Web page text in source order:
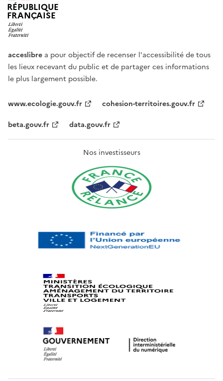
RÉPUBLIQUE
FRANÇAISE
acceslibre a pour objectif de recenser l'accessibilité de tous
les lieux recevant du public et de partager ces informations
le plus largement possible.
www.ecologie.gouv.fr
cohesion-territoires.gouv.fr
beta.gouv.fr
data.gouv.fr
Nos investisseurs